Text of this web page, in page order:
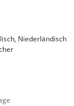
Niederländisch